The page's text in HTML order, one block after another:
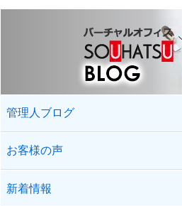
管理人ブログ
お客様の声
新着情報